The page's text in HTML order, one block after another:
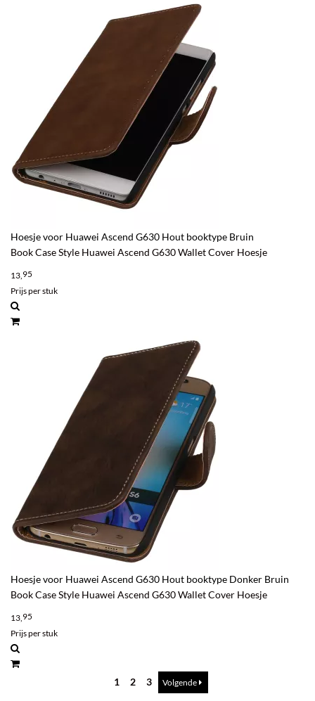
Hoesje voor Huawei Ascend G630 Hout booktype Bruin
Book Case Style Huawei Ascend G630 Wallet Cover Hoesje
13,95
Prijs per stuk
Hoesje voor Huawei Ascend G630 Hout booktype Donker Bruin
Book Case Style Huawei Ascend G630 Wallet Cover Hoesje
13,95
Prijs per stuk
1 2 3 Volgende